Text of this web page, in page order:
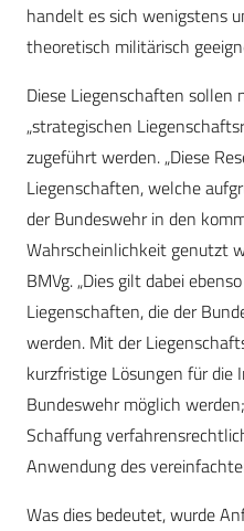
handelt es sich wenigstens
theoretisch militärisch
Diese Liegenschaften sollen
„strategischen
zugeführt werden. „Diese
Liegenschaften, welche
der Bundeswehr in den
Wahrscheinlichkeit genutzt
BMVg. „Dies gilt dabei
Liegenschaften, die der
werden. Mit der
kurzfristige Lösungen für
Bundeswehr möglich
Schaffung
Anwendung des
Was dies bedeutet, wurde